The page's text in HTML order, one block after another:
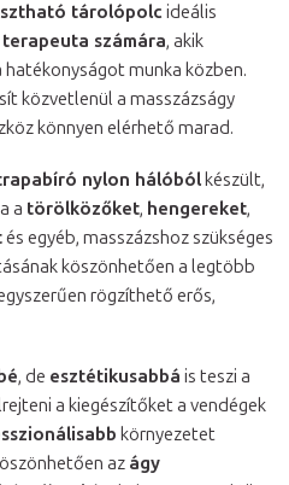
tárolópolc ideális
terapeuta számára, akik
munka közben.
közvetlenül a masszázságy
könnyen elérhető marad.
nylon hálóból készült,
a törölközőket, hengereket,
és egyéb, masszázshoz szükséges
köszönhetően a legtöbb
rögzíthető erős,
, de esztétikusabbá is teszi a
a kiegészítőket a vendégek
környezetet
az ágy